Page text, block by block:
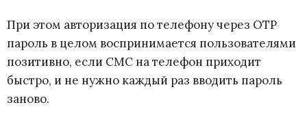
При этом авторизация по телефону через OTP
пароль в целом воспринимается пользователями
позитивно, если СМС на телефон приходит
быстро, и не нужно каждый раз вводить пароль
заново.